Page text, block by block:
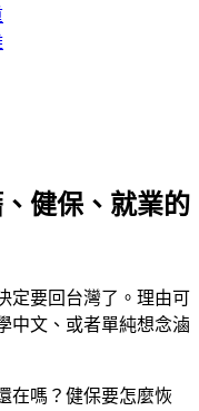
健保、就業的
定要回台灣了。理由可
中文、或者單純想念滷
在嗎？健保要怎麼恢